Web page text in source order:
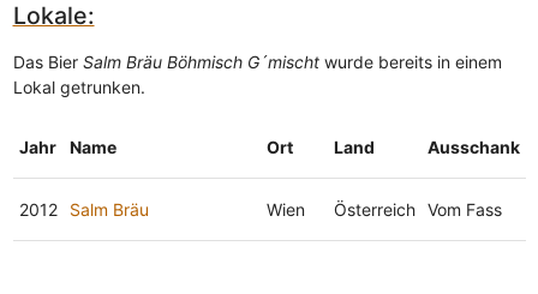
Lokale:
Das Bier Salm Bräu Böhmisch G´mischtwurde bereits in einem
Lokal getrunken.
Jahr Name Ort Land Ausschank
2012 Salm Bräu Wien Österreich Vom Fass